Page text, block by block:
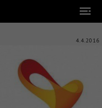
4.4.2016